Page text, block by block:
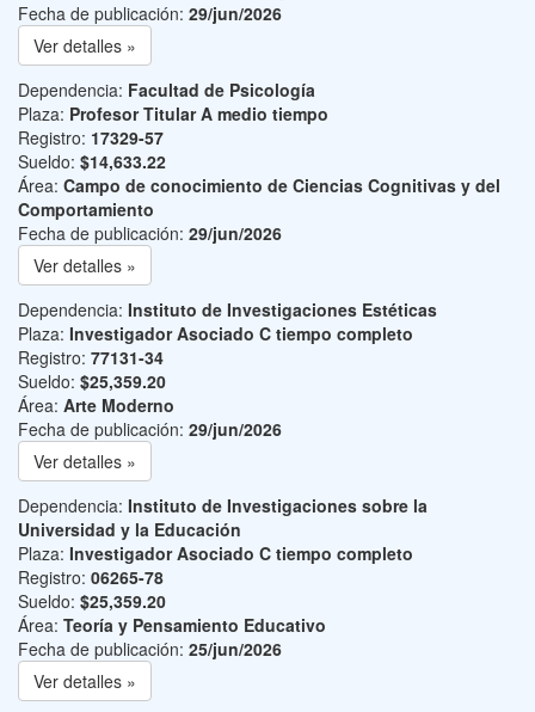
Fecha de publicación: 29/jun/2026
Ver detalles »
Dependencia: Facultad de Psicología
Plaza: Profesor Titular A medio tiempo
Registro: 17329-57
Sueldo: $14,633.22
Área: Campo de conocimiento de Ciencias Cognitivas y del
Comportamiento
Fecha de publicación: 29/jun/2026
Ver detalles »
Dependencia: Instituto de Investigaciones Estéticas
Plaza: Investigador Asociado C tiempo completo
Registro: 77131-34
Sueldo: $25,359.20
Área: Arte Moderno
Fecha de publicación: 29/jun/2026
Ver detalles »
Dependencia: Instituto de Investigaciones sobre la
Universidad y la Educación
Plaza: Investigador Asociado C tiempo completo
Registro: 06265-78
Sueldo: $25,359.20
Área: Teoría y Pensamiento Educativo
Fecha de publicación: 25/jun/2026
Ver detalles »